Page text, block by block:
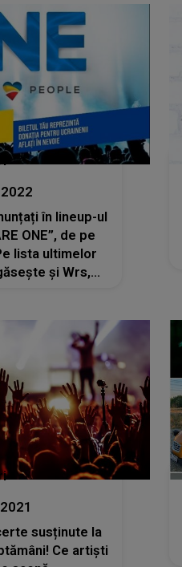
în lineup-ul
ONE”, de pe
lista ultimelor
și Wrs,
susținute la
Ce artiști